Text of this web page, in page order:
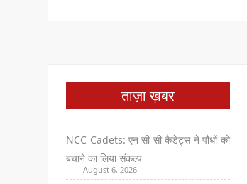
ताज़ा ख़बर
NCC Cadets: एन सी सी कैडेट्स ने पौधों को
बचाने का लिया संकल्प
August 6, 2026